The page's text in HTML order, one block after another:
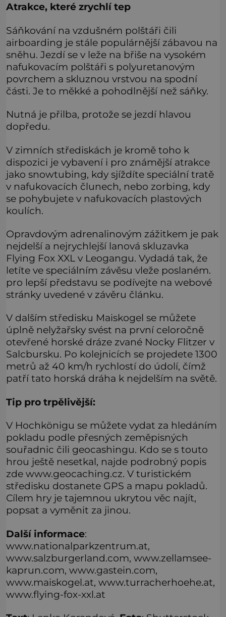
Atrakce, které zrychlí tep
Sáňkování na vzdušném polštáři čili
airboarding je stále populárnější zábavou na
sněhu. Jezdí se v leže na břiše na vysokém
nafukovacím polštáři s polyuretanovým
povrchem a skluznou vrstvou na spodní
části. Je to měkké a pohodlnější než sáňky.
Nutná je přilba, protože se jezdí hlavou
dopředu.
V zimních střediskách je kromě toho k
dispozici je vybavení i pro známější atrakce
jako snowtubing, kdy sjíždíte speciální tratě
v nafukovacích člunech, nebo zorbing, kdy
se pohybujete v nafukovacích plastových
koulích.
Opravdovým adrenalinovým zážitkem je pak
nejdelší a nejrychlejší lanová skluzavka
Flying Fox XXL v Leogangu. Vydadá tak, že
letíte ve speciálním závěsu vleže poslaném.
pro lepší představu se podívejte na webové
stránky uvedené v závěru článku.
V dalším středisku Maiskogel se můžete
úplně nelyžařsky svést na první celoročně
otevřené horské dráze zvané Nocky Flitzer v
Salcbursku. Po kolejnicích se projedete 1300
metrů až 40 km/h rychlostí do údolí, čímž
patří tato horská dráha k nejdelším na světě.
Tip pro trpělivější:
V Hochkönigu se můžete vydat za hledáním
pokladu podle přesných zeměpisných
souřadnic čili geocashingu. Kdo se s touto
hrou ještě nesetkal, najde podrobný popis
zde www.geocaching.cz. V turistickém
středisku dostanete GPS a mapu pokladů.
Cílem hry je tajemnou ukrytou věc najít,
popsat a vyměnit za jinou.
Další informace:
www.nationalparkzentrum.at,
www.salzburgerland.com, www.zellamsee-
kaprun.com, www.gastein.com,
www.maiskogel.at, www.turracherhoehe.at,
www.flying-fox-xxl.at